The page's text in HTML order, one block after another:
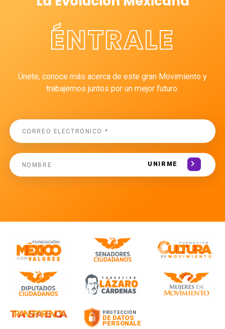
ÉNTRALE
Únete, conoce más acerca de este gran Movimiento y
trabajemos juntos por un mejor futuro.
UNIRME